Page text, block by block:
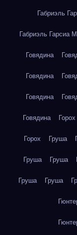
Габриэль
Габриэль Гарсиа
Говядина
Говядина
Говядина
Говядина Горох
Горох Груша
Груша Груша
Груша Груша